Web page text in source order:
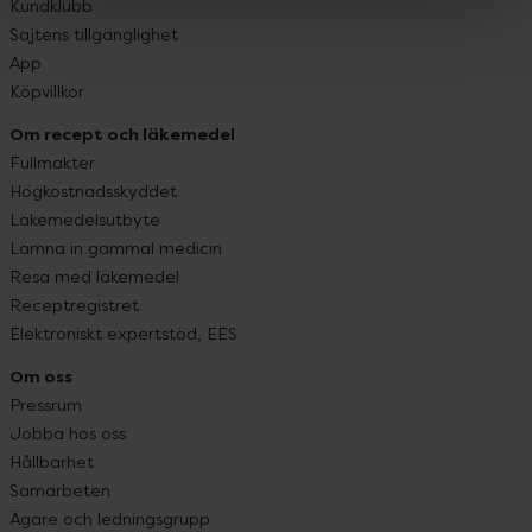
Kundklubb
Sajtens tillgänglighet
App
Köpvillkor
Om recept och läkemedel
Fullmakter
Högkostnadsskyddet
Läkemedelsutbyte
Lämna in gammal medicin
Resa med läkemedel
Receptregistret
Elektroniskt expertstöd, EES
Om oss
Pressrum
Jobba hos oss
Hållbarhet
Samarbeten
Ägare och ledningsgrupp